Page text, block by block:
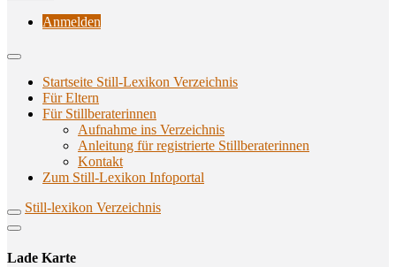
Anmelden
Startseite Still-Lexikon Verzeichnis
Für Eltern
Für Stillberaterinnen
Aufnahme ins Verzeichnis
Anlei­tung für regis­trier­te Stillberaterinnen
Kon­takt
Zum Still-Lexikon Infoportal
Still-lexikon Verzeichnis
Lade Karte